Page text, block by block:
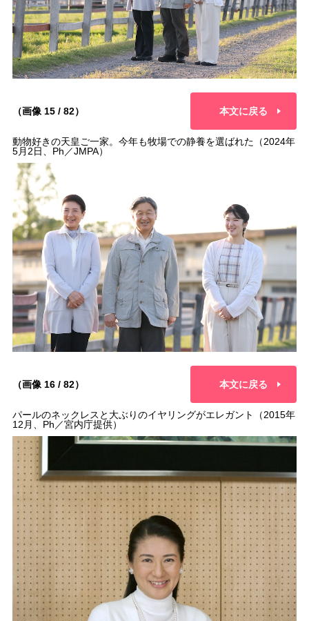
（画像 15 / 82） 本文に戻る
動物好きの天皇ご一家。今年も牧場での静養を選ばれた（2024年
5月2日、Ph／JMPA）
（画像 16 / 82） 本文に戻る
パールのネックレスと大ぶりのイヤリングがエレガント（2015年
12月、Ph／宮内庁提供）